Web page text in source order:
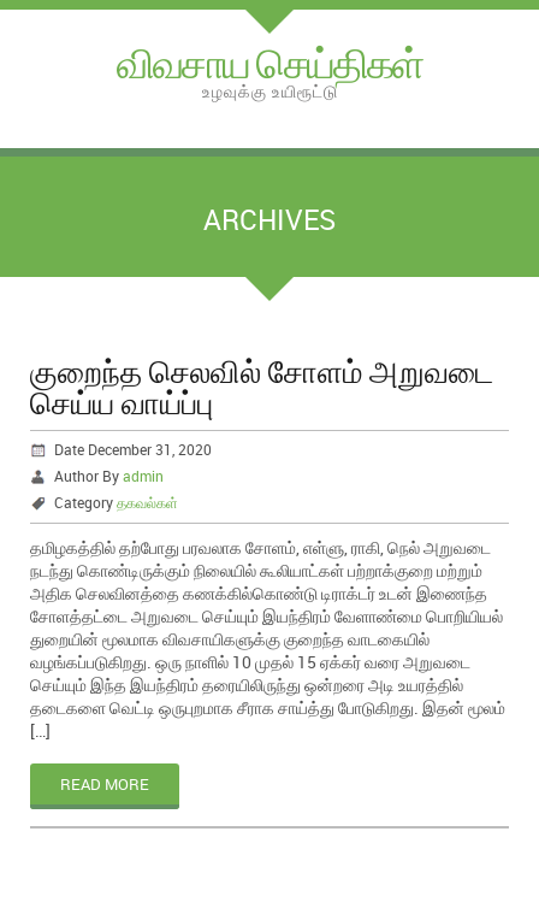
விவசாய செய்திகள்
உழவுக்கு உயிரூட்டு
ARCHIVES
குறைந்த செலவில் சோளம் அறுவடை
செய்ய வாய்ப்பு
Date December 31, 2020
Author Byadmin
Categoryதகவல்கள்
தமிழகத்தில் தற்போது பரவலாக சோளம், எள்ளு, ராகி, நெல் அறுவடை
நடந்து கொண்டிருக்கும் நிலையில் கூலியாட்கள் பற்றாக்குறை மற்றும்
அதிக செலவினத்தை கணக்கில்கொண்டு டிராக்டர் உடன் இணைந்த
சோளத்தட்டை அறுவடை செய்யும் இயந்திரம் வேளாண்மை பொறியியல்
துறையின் மூலமாக விவசாயிகளுக்கு குறைந்த வாடகையில்
வழங்கப்படுகிறது. ஒரு நாளில் 10 முதல் 15 ஏக்கர் வரை அறுவடை
செய்யும் இந்த இயந்திரம் தரையிலிருந்து ஒன்றரை அடி உயரத்தில்
தடைகளை வெட்டி ஒருபுறமாக சீராக சாய்த்து போடுகிறது. இதன் மூலம்
[…]
READ MORE